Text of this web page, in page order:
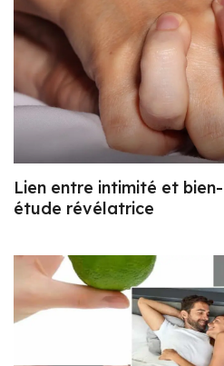
Lien entre intimité et
étude révélatrice